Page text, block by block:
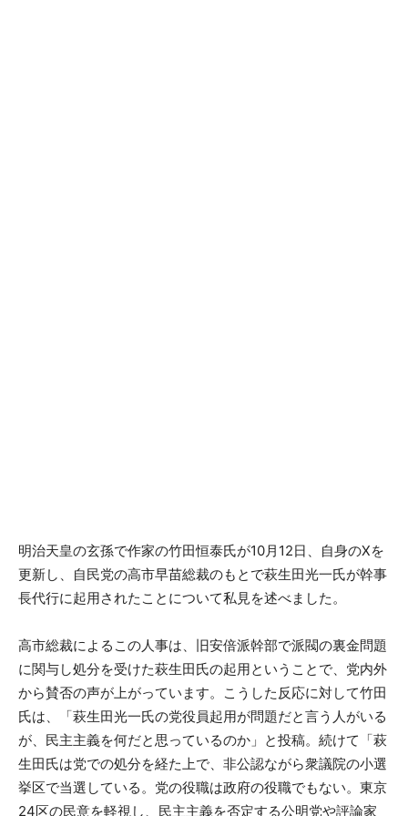
明治天皇の玄孫で作家の竹田恒泰氏が10月12日、自身のXを
更新し、自民党の高市早苗総裁のもとで萩生田光一氏が幹事
長代行に起用されたことについて私見を述べました。
高市総裁によるこの人事は、旧安倍派幹部で派閥の裏金問題
に関与し処分を受けた萩生田氏の起用ということで、党内外
から賛否の声が上がっています。こうした反応に対して竹田
氏は、「萩生田光一氏の党役員起用が問題だと言う人がいる
が、民主主義を何だと思っているのか」と投稿。続けて「萩
生田氏は党での処分を経た上で、非公認ながら衆議院の小選
挙区で当選している。党の役職は政府の役職でもない。東京
24区の民意を軽視し、民主主義を否定する公明党や評論家